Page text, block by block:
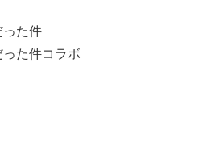
った件
た件コラボ